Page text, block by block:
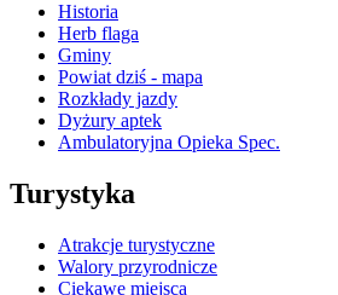
Historia
Herb flaga
Gminy
Powiat dziś - mapa
Rozkłady jazdy
Dyżury aptek
Ambulatoryjna Opieka Spec.
Turystyka
Atrakcje turystyczne
Walory przyrodnicze
Ciekawe miejsca